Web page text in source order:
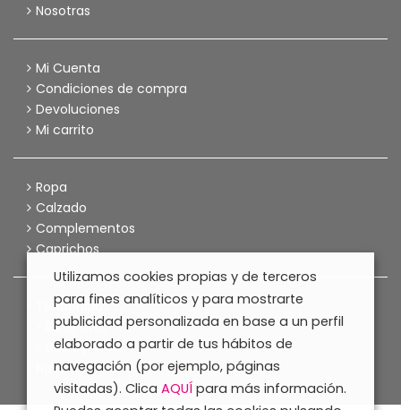
Nosotras
Mi Cuenta
Condiciones de compra
Devoluciones
Mi carrito
Ropa
Calzado
Complementos
Caprichos
Tendencias
Boho Chic
Comfy
Navidad
Utilizamos cookies propias y de terceros
para fines analíticos y para mostrarte
publicidad personalizada en base a un perfil
elaborado a partir de tus hábitos de
navegación (por ejemplo, páginas
visitadas). Clica AQUÍ para más información.